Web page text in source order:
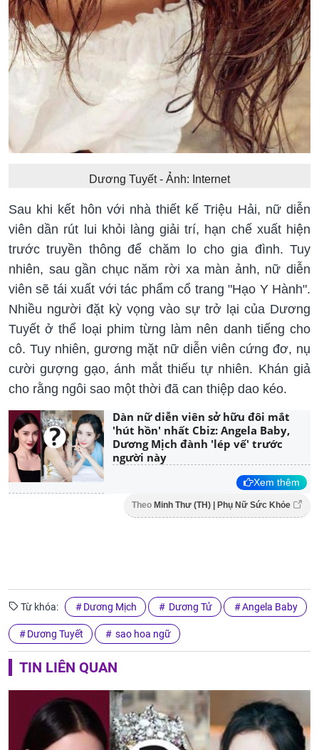
Dương Tuyết - Ảnh: Internet
Sau khi kết hôn với nhà thiết kế Triệu Hải, nữ diễn
viên dần rút lui khỏi làng giải trí, hạn chế xuất hiện
trước truyền thông để chăm lo cho gia đình. Tuy
nhiên, sau gần chục năm rời xa màn ảnh, nữ diễn
viên sẽ tái xuất với tác phẩm cổ trang "Hạo Y Hành".
Nhiều người đặt kỳ vọng vào sự trở lại của Dương
Tuyết ở thể loại phim từng làm nên danh tiếng cho
cô. Tuy nhiên, gương mặt nữ diễn viên cứng đơ, nụ
cười gượng gạo, ánh mắt thiếu tự nhiên. Khán giả
cho rằng ngôi sao một thời đã can thiệp dao kéo.
Dàn nữ diễn viên sở hữu đôi mắt
'hút hồn' nhất Cbiz: Angela Baby,
Dương Mịch đành 'lép vế' trước
người này
Xem thêm
Theo Minh Thư (TH) | Phụ Nữ Sức Khỏe
Từ khóa: Dương Mịch Dương Tử Angela Baby
Dương Tuyết sao hoa ngữ
TIN LIÊN QUAN